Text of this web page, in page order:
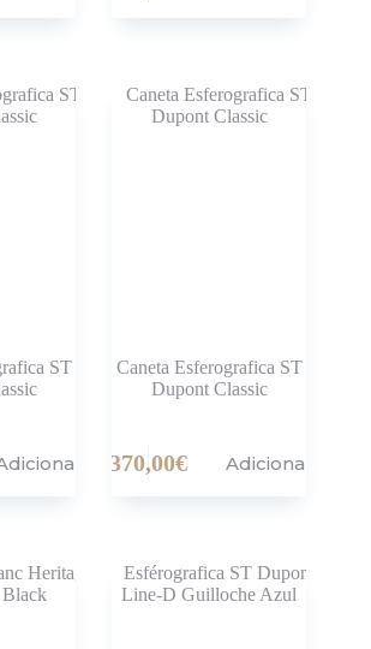
ST
Caneta Esferografica ST
Dupont Classic
370,00€ Adicionar